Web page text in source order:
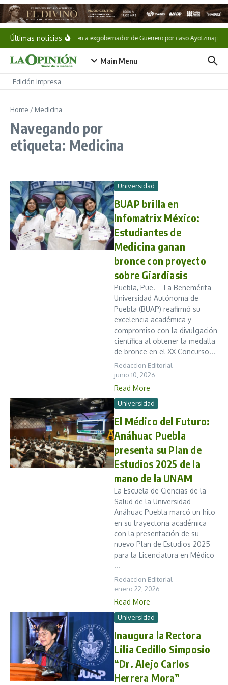
Saltar al contenido
Últimas noticiasDetienen a exgobernador de Guerrero por caso Ayotzinapa
Main Menu
Edición Impresa
Home / Medicina
Navegando por
etiqueta: Medicina
Universidad
BUAP brilla en
Infomatrix México:
Estudiantes de
Medicina ganan
bronce con proyecto
sobre Giardiasis
Puebla, Pue. – La Benemérita
Universidad Autónoma de
Puebla (BUAP) reafirmó su
excelencia académica y
compromiso con la divulgación
científica al obtener la medalla
de bronce en el XX Concurso...
Redaccion Editorial
junio 10, 2026
Read More
Universidad
El Médico del Futuro:
Anáhuac Puebla
presenta su Plan de
Estudios 2025 de la
mano de la UNAM
La Escuela de Ciencias de la
Salud de la Universidad
Anáhuac Puebla marcó un hito
en su trayectoria académica
con la presentación de su
nuevo Plan de Estudios 2025
para la Licenciatura en Médico
...
Redaccion Editorial
enero 22, 2026
Read More
Universidad
Inaugura la Rectora
Lilia Cedillo Simposio
“Dr. Alejo Carlos
Herrera Mora”